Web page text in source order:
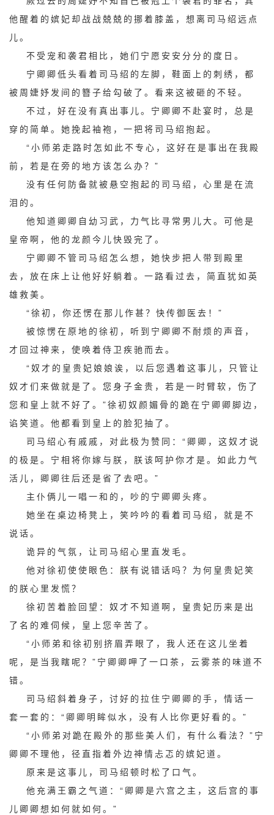
他醒着的嫔妃却战战兢兢的挪着膝盖，想离司马绍远点
儿。
不受宠和袭君相比，她们宁愿安安分分的度日。
宁卿卿低头看着司马绍的左脚，鞋面上的刺绣，都
被周婕妤发间的簪子给勾破了。看来这被砸的不轻。
不过，好在没有真出事儿。宁卿卿不赴宴时，总是
穿的简单。她挽起袖袍，一把将司马绍抱起。
“小师弟走路时怎如此不专心，这好在是事出在我殿
前，若是在旁的地方该怎么办？”
没有任何防备就被悬空抱起的司马绍，心里是在流
泪的。
他知道卿卿自幼习武，力气比寻常男儿大。可他是
皇帝啊，他的龙颜今儿快毁完了。
宁卿卿不管司马绍怎么想，她快步把人带到殿里
去，放在床上让他好好躺着。一路看过去，简直犹如英
雄救美。
“徐初，你还愣在那儿作甚？快传御医去！”
被惊愣在原地的徐初，听到宁卿卿不耐烦的声音，
才回过神来，使唤着侍卫疾驰而去。
“奴才的皇贵妃娘娘诶，以后您遇着这事儿，只管让
奴才们来做就是了。您身子金贵，若是一时臂软，伤了
您和皇上就不好了。”徐初奴颜媚骨的跪在宁卿卿脚边，
谄笑道。他都看到皇上的脸犯抽了。
司马绍心有戚戚，对此极为赞同：“卿卿，这奴才说
的极是。宁相将你嫁与朕，朕该呵护你才是。如此力气
活儿，卿卿往后还是省了去吧。”
主仆俩儿一唱一和的，吵的宁卿卿头疼。
她坐在桌边椅凳上，笑吟吟的看着司马绍，就是不
说话。
诡异的气氛，让司马绍心里直发毛。
他对徐初使使眼色：朕有说错话吗？为何皇贵妃笑
的朕心里发慌？
徐初苦着脸回望：奴才不知道啊，皇贵妃历来是出
了名的难伺候，皇上您辛苦了。
“小师弟和徐初别挤眉弄眼了，我人还在这儿坐着
呢，是当我瞎呢？”宁卿卿呷了一口茶，云雾茶的味道不
错。
司马绍斜着身子，讨好的拉住宁卿卿的手，情话一
套一套的：“卿卿明眸似水，没有人比你更好看的。”
“小师弟对跪在殿外的那些美人们，有什么看法？”宁
卿卿不理他，径直指着外边神情忐忑的嫔妃道。
原来是这事儿，司马绍顿时松了口气。
他充满王霸之气道：“卿卿是六宫之主，这后宫的事
儿卿卿想如何就如何。”